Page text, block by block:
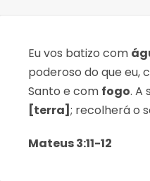
Eu vos batizo com
poderoso do que eu,
Santo e com fogo. A
[terra] ; recolherá o
Mateus 3:11-12